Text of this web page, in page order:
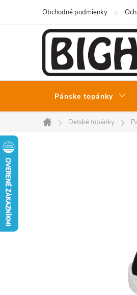
Obchodné podmienky
Pánske topánky
Domov
Detské topánky